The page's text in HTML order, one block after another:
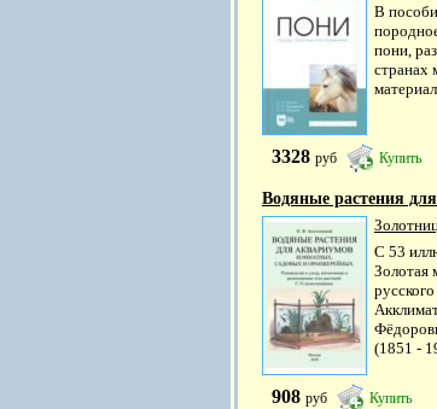
В
пони,
странах
3328 руб Купить
Водяные растения
С 53
(1851 -
908 руб Купить